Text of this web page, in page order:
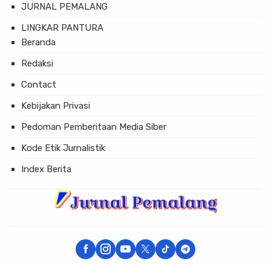
JURNAL PEMALANG
LINGKAR PANTURA
Beranda
Redaksi
Contact
Kebijakan Privasi
Pedoman Pemberitaan Media Siber
Kode Etik Jurnalistik
Index Berita